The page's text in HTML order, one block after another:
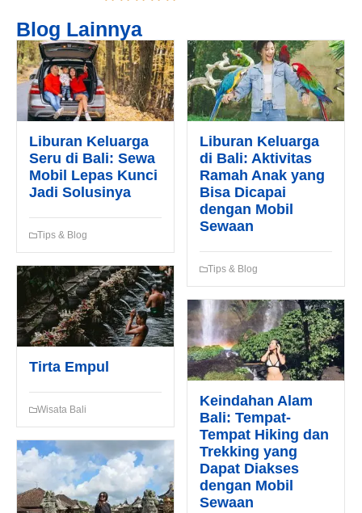
Blog Lainnya
Liburan Keluarga
Seru di Bali: Sewa
Mobil Lepas Kunci
Jadi Solusinya
Tips & Blog
Liburan Keluarga
di Bali: Aktivitas
Ramah Anak yang
Bisa Dicapai
dengan Mobil
Sewaan
Tips & Blog
Tirta Empul
Wisata Bali
Keindahan Alam
Bali: Tempat-
Tempat Hiking dan
Trekking yang
Dapat Diakses
dengan Mobil
Sewaan
Tipe Sewa*
Nama*
Tgl Mulai*
Tgl Selesai*
Email*
Lokasi Pengiriman & Pengembalian